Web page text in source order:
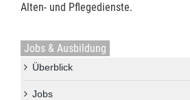
Kinder & Jugendliche
Alten- und Pflegedienste.
Jobs & Ausbildung
Überblick
Jobs